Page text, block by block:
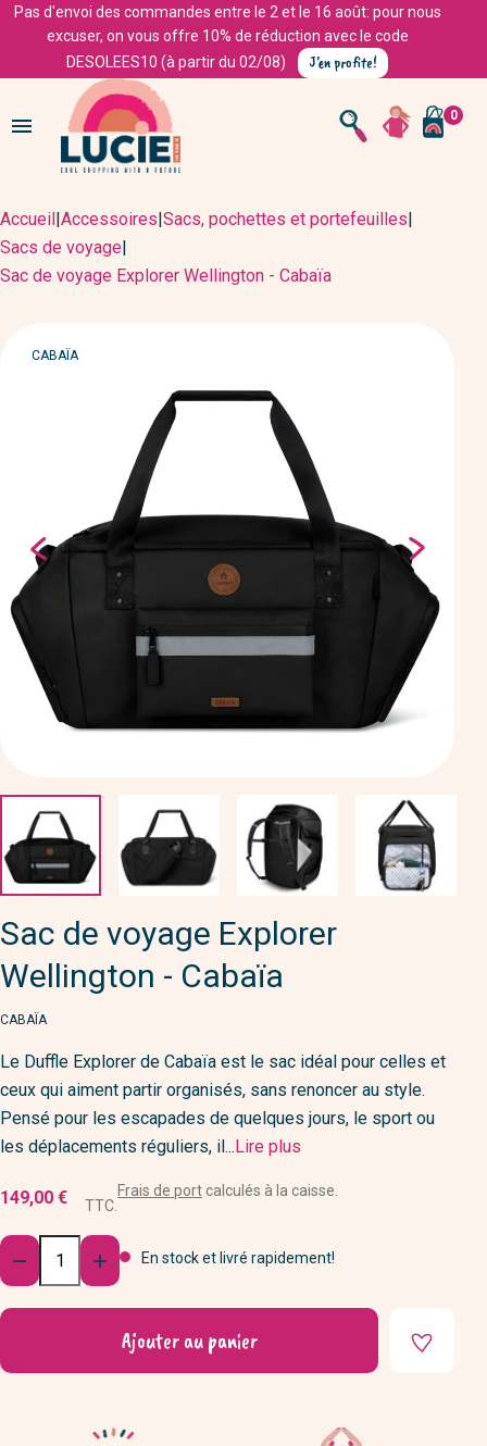
Pas d'envoi des commandes entre le 2 et le 16 août: pour nous
excuser, on vous offre 10% de réduction avec le code
DESOLEES10 (à partir du 02/08)
J'en profite!
 0
Accueil|Accessoires|Sacs, pochettes et portefeuilles|
Sacs de voyage|
Sac de voyage Explorer Wellington - Cabaïa
MARQUE
CABAÏA
Sac de voyage Explorer
Wellington - Cabaïa
MARQUE
CABAÏA
Le Duffle Explorer de Cabaïa est le sac idéal pour celles et
ceux qui aiment partir organisés, sans renoncer au style.
Pensé pour les escapades de quelques jours, le sport ou
les déplacements réguliers, il...Lire plus
149,00 € TTC.
Frais de portcalculés à la caisse.
Quantité
  En stock et livré rapidement!
Ajouter au panier